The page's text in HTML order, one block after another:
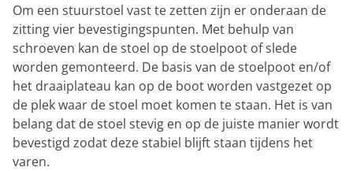
Om een stuurstoel vast te zetten zijn er onderaan de
zitting vier bevestigingspunten. Met behulp van
schroeven kan de stoel op de stoelpoot of slede
worden gemonteerd. De basis van de stoelpoot en/of
het draaiplateau kan op de boot worden vastgezet op
de plek waar de stoel moet komen te staan. Het is van
belang dat de stoel stevig en op de juiste manier wordt
bevestigd zodat deze stabiel blijft staan tijdens het
varen.